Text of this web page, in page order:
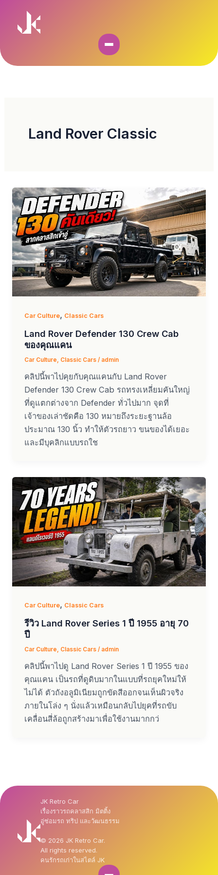
content
Land Rover Classic
Car Culture, Classic Cars
Land Rover Defender 130 Crew Cab
ของคุณแคน
Car Culture, Classic Cars/ admin
คลิปนี้พาไปคุยกับคุณแคนกับ Land Rover
Defender 130 Crew Cab รถทรงเหลี่ยมคันใหญ่
ที่ดูแตกต่างจาก Defender ทั่วไปมาก จุดที่
เจ้าของเล่าชัดคือ 130 หมายถึงระยะฐานล้อ
ประมาณ 130 นิ้ว ทำให้ตัวรถยาว ขนของได้เยอะ
และมีบุคลิกแบบรถใช
Car Culture, Classic Cars
รีวิว Land Rover Series 1 ปี 1955 อายุ 70
ปี
Car Culture, Classic Cars/ admin
คลิปนี้พาไปดู Land Rover Series 1 ปี 1955 ของ
คุณแคน เป็นรถที่ดูดิบมากในแบบที่รถยุคใหม่ให้
ไม่ได้ ตัวถังอลูมิเนียมถูกขัดสีออกจนเห็นผิวจริง
ภายในโล่ง ๆ นั่งแล้วเหมือนกลับไปยุคที่รถขับ
เคลื่อนสี่ล้อถูกสร้างมาเพื่อใช้งานมากกว่
JK Retro Car
เรื่องราวรถคลาสสิก มิตติ้ง
อู่ซ่อมรถ ทริป และวัฒนธรรม
© 2026 JK Retro Car.
All rights reserved.
คนรักรถเก่าในสไตล์ JK